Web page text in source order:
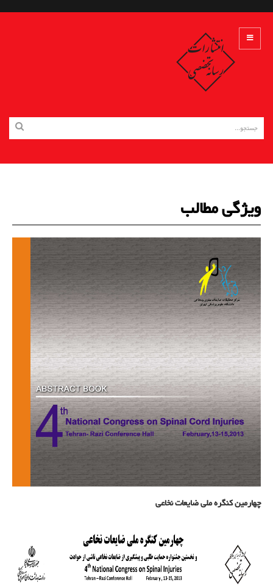
ویژگی مطالب
چهارمین کنگره ملی ضایعات نخاعی